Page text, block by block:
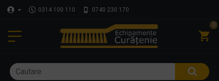
0314 100 110 0740 230 170
0